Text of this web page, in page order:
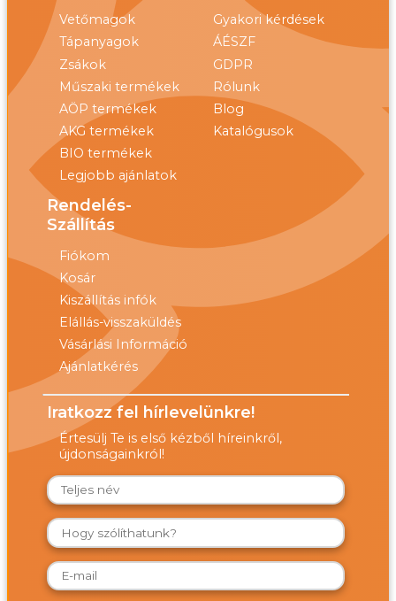
Vetőmagok
Tápanyagok
Zsákok
Műszaki termékek
AÖP termékek
AKG termékek
BIO termékek
Legjobb ajánlatok
Gyakori kérdések
ÁÉSZF
GDPR
Rólunk
Blog
Katalógusok
Rendelés-
Szállítás
Fiókom
Kosár
Kiszállítás infók
Elállás-visszaküldés
Vásárlási Információ
Ajánlatkérés
Iratkozz fel hírlevelünkre!
Értesülj Te is első kézből híreinkről,
újdonságainkról!